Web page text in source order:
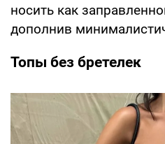
носить как
дополнив
Топы без бретелек